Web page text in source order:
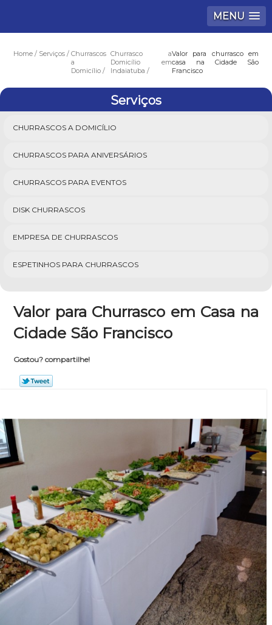
MENU
Home Serviços
Churrascos
a
Domicílio
Churrasco a
Domicílio em
Indaiatuba
Valor para churrasco em
casa na Cidade São
Francisco
Serviços
CHURRASCOS A DOMICÍLIO
CHURRASCOS PARA ANIVERSÁRIOS
CHURRASCOS PARA EVENTOS
DISK CHURRASCOS
EMPRESA DE CHURRASCOS
ESPETINHOS PARA CHURRASCOS
Valor para Churrasco em Casa na
Cidade São Francisco
Gostou? compartilhe!